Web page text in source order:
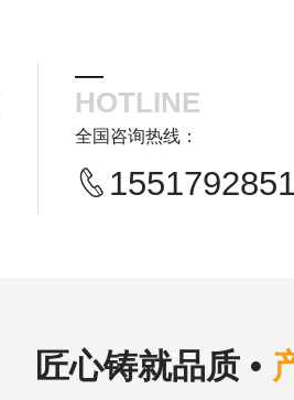
HOTLINE
全国咨询热线：
匠心铸就品质 •